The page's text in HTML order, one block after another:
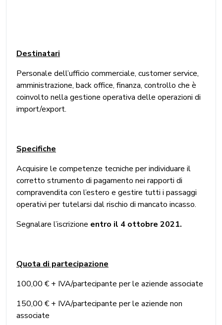
Destinatari
Personale dell’ufficio commerciale, customer service,
amministrazione, back office, finanza, controllo che è
coinvolto nella gestione operativa delle operazioni di
import/export.
Specifiche
Acquisire le competenze tecniche per individuare il
corretto strumento di pagamento nei rapporti di
compravendita con l’estero e gestire tutti i passaggi
operativi per tutelarsi dal rischio di mancato incasso.
Segnalare l’iscrizione entro il 4 ottobre 2021.
Quota di partecipazione
100,00 € + IVA/partecipante per le aziende associate
150,00 € + IVA/partecipante per le aziende non
associate